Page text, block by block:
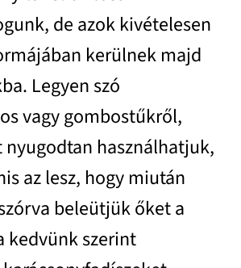
de azok kivételesen
kerülnek majd
Legyen szó
vagy gombostűkről,
használhatjuk,
az lesz, hogy miután
beleütjük őket a
kedvünk szerint